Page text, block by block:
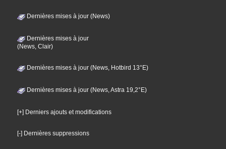
Dernières mises à jour (News)
Dernières mises à jour
(News, Clair)
Dernières mises à jour (News, Hotbird 13°E)
Dernières mises à jour (News, Astra 19,2°E)
[+] Derniers ajouts et modifications
[-] Dernières suppressions